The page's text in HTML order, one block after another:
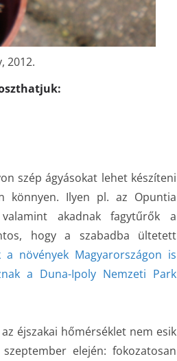
2012.
szép ágyásokat lehet készíteni
könnyen. Ilyen pl. az Opuntia
akadnak fagytűrők a
hogy a szabadba ültetett
a növények Magyarországon is
a Duna-Ipoly Nemzeti Park
éjszakai hőmérséklet nem esik
elején: fokozatosan